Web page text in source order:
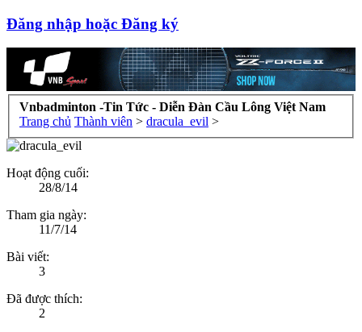
Đăng nhập hoặc Đăng ký
Vnbadminton -Tin Tức - Diễn Đàn Cầu Lông Việt Nam
Trang chủ Thành viên > dracula_evil >
Hoạt động cuối:
28/8/14
Tham gia ngày:
11/7/14
Bài viết:
3
Đã được thích:
2